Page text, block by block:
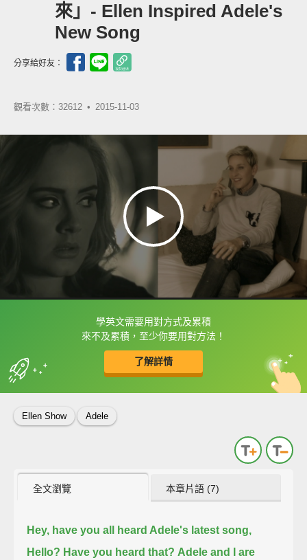
來」- Ellen Inspired Adele's
New Song
分享給好友：
觀看次數：32612 • 2015-11-03
學英文需要用對方式及累積
來不及累積，至少你要用對方法！
了解詳情
框選或點兩下字幕可以直接查字典喔！
收錄佳句 中
英
Ellen Show Adele
全文瀏覽 本章片語 (7)
Hey, have you all heard Adele's latest song,
Hello? Have you heard that? Adele and I are